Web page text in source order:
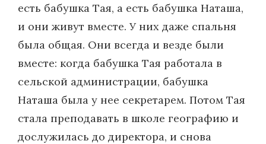
есть бабушка Тая, а есть бабушка Наташа,
и они живут вместе. У них даже спальня
была общая. Они всегда и везде были
вместе: когда бабушка Тая работала в
сельской администрации, бабушка
Наташа была у нее секретарем. Потом Тая
стала преподавать в школе географию и
дослужилась до директора, и снова